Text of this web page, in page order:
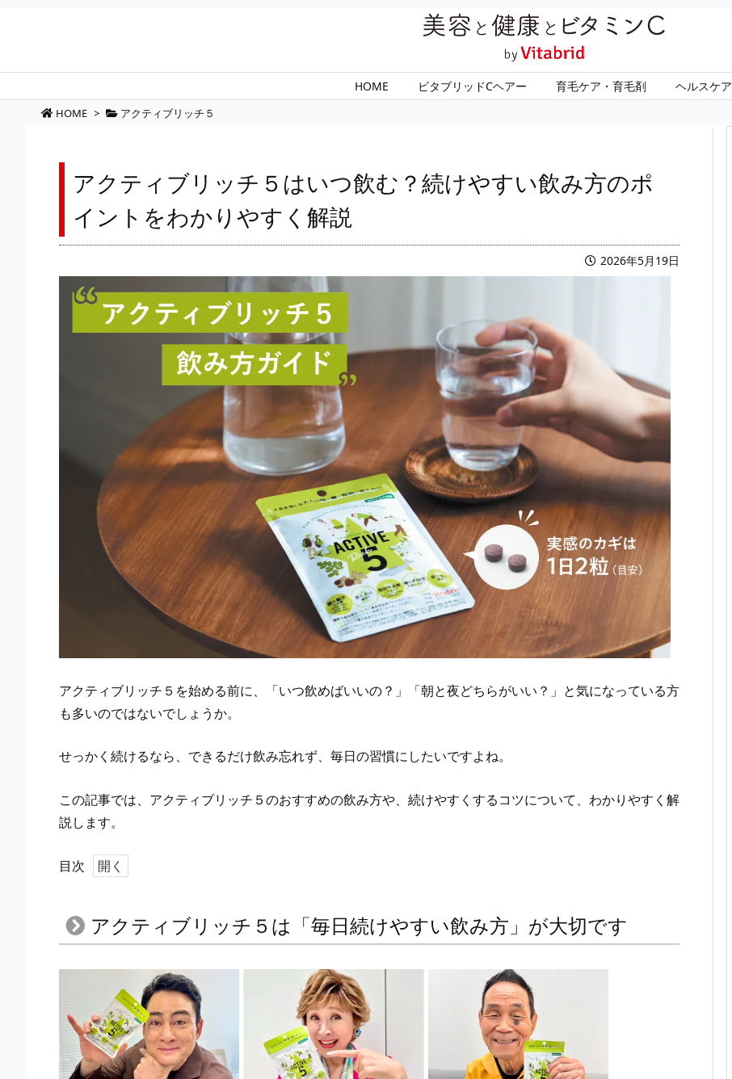
HOME ビタブリッドCヘアー 育毛ケア・育毛剤 ヘルスケア
HOME > アクティブリッチ５
アクティブリッチ５はいつ飲む？続けやすい飲み方のポ
イントをわかりやすく解説
2026年5月19日
アクティブリッチ５を始める前に、「いつ飲めばいいの？」「朝と夜どちらがいい？」と気になっている方
も多いのではないでしょうか。
せっかく続けるなら、できるだけ飲み忘れず、毎日の習慣にしたいですよね。
この記事では、アクティブリッチ５のおすすめの飲み方や、続けやすくするコツについて、わかりやすく解
説します。
目次
ク
リ
ッ
チ
アクティブリッチ５は「毎日続けやすい飲み方」が大切です